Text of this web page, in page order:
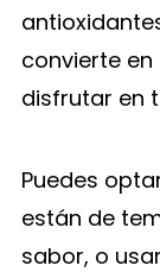
convierte
disfrutar en
Puedes
están de
sabor, o